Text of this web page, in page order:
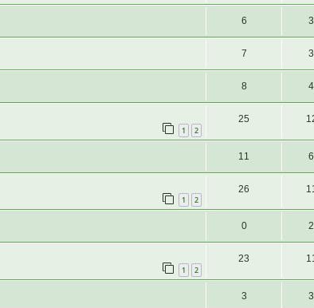
6
7
8
1 2
25
11
1 2
26
0
1 2
23
3